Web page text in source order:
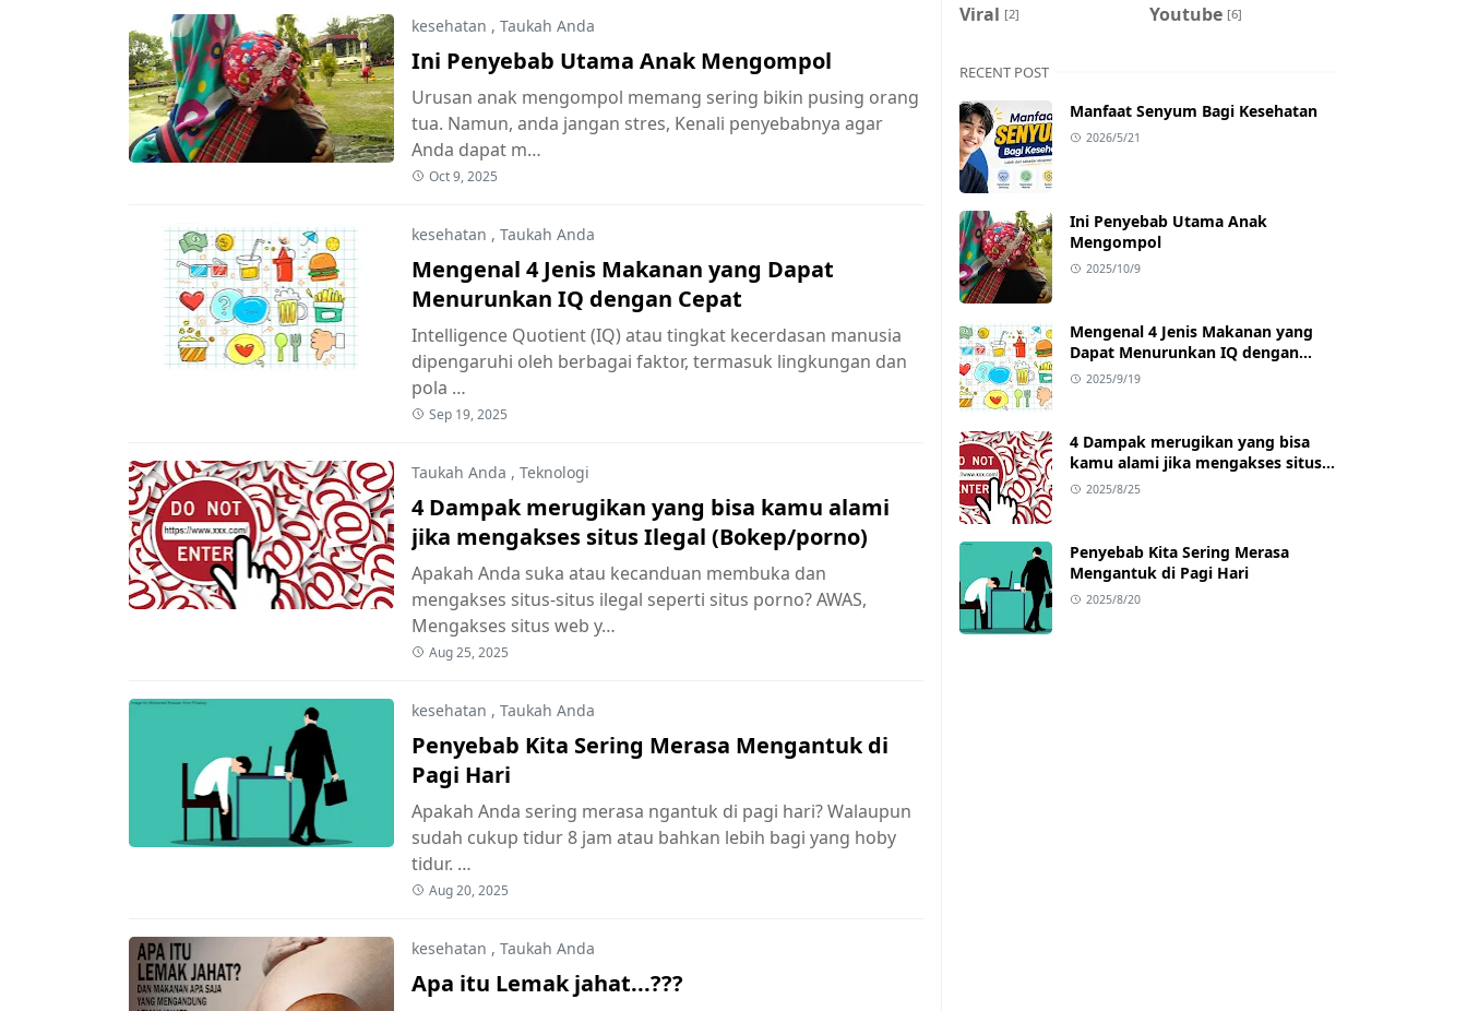
kesehatan , Taukah Anda
Ini Penyebab Utama Anak Mengompol
Urusan anak mengompol memang sering bikin pusing orang
tua. Namun, anda jangan stres, Kenali penyebabnya agar
Anda dapat m…
Oct 9, 2025
kesehatan , Taukah Anda
Mengenal 4 Jenis Makanan yang Dapat
Menurunkan IQ dengan Cepat
Intelligence Quotient (IQ) atau tingkat kecerdasan manusia
dipengaruhi oleh berbagai faktor, termasuk lingkungan dan
pola …
Sep 19, 2025
Taukah Anda , Teknologi
4 Dampak merugikan yang bisa kamu alami
jika mengakses situs Ilegal (Bokep/porno)
Apakah Anda suka atau kecanduan membuka dan
mengakses situs-situs ilegal seperti situs porno? AWAS,
Mengakses situs web y…
Aug 25, 2025
kesehatan , Taukah Anda
Penyebab Kita Sering Merasa Mengantuk di
Pagi Hari
Apakah Anda sering merasa ngantuk di pagi hari? Walaupun
sudah cukup tidur 8 jam atau bahkan lebih bagi yang hoby
tidur. …
Aug 20, 2025
kesehatan , Taukah Anda
Apa itu Lemak jahat...???
Viral [2] Youtube [6]
RECENT POST
Manfaat Senyum Bagi Kesehatan
2026/5/21
Ini Penyebab Utama Anak
Mengompol
2025/10/9
Mengenal 4 Jenis Makanan yang
Dapat Menurunkan IQ dengan
Cepat
2025/9/19
4 Dampak merugikan yang bisa
kamu alami jika mengakses situs
Ilegal (Bokep/porno)
2025/8/25
Penyebab Kita Sering Merasa
Mengantuk di Pagi Hari
2025/8/20